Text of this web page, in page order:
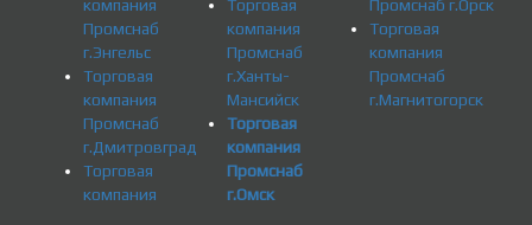
компания
Промснаб
г.Энгельс
Торговая
компания
Промснаб
г.Дмитровград
Торговая
компания
Торговая
компания
Промснаб
г.Ханты-
Мансийск
Торговая
компания
Промснаб
г.Омск
Промснаб г.Орск
Торговая
компания
Промснаб
г.Магнитогорск